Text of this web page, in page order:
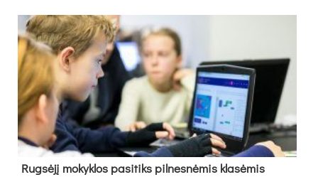
Rug­sė­jį mo­kyk­los pa­si­tiks pil­nes­nė­mis kla­sė­mis